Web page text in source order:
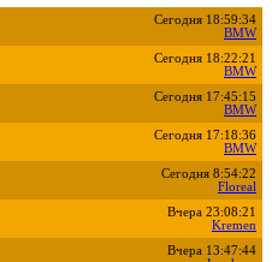
Сегодня 18:59:34
BMW
Сегодня 18:22:21
BMW
Сегодня 17:45:15
BMW
Сегодня 17:18:36
BMW
Сегодня 8:54:22
Floreal
Вчера 23:08:21
Kremen
Вчера 13:47:44